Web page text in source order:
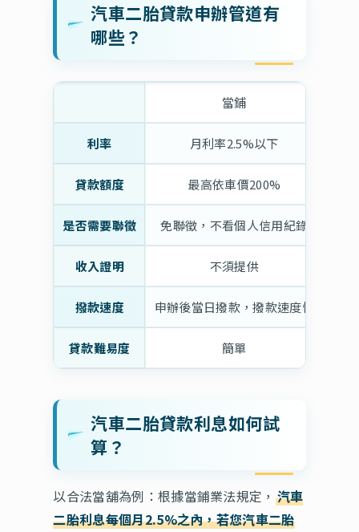
汽車二胎貸款申辦管道有
哪些？
當鋪
利率 月利率2.5%以下
貸款額度 最高依車價200%
是否需要聯徵 免聯徵，不看個人信用紀錄
收入證明 不須提供
撥款速度 申辦後當日撥款，撥款速度快
貸款難易度 簡單
汽車二胎貸款利息如何試
算？
以合法當舖為例：根據當鋪業法規定， 汽車
二胎利息每個月2.5%之內，若您汽車二胎